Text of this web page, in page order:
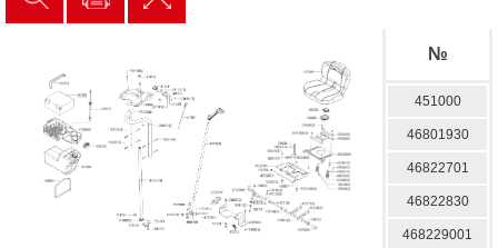
№
451000
46801930
46822701
46822830
468229001